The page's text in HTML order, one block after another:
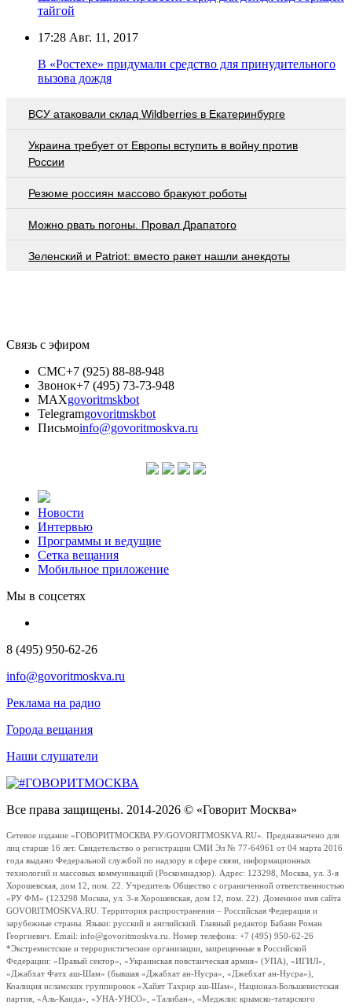
тайгой
17:28 Авг. 11, 2017
В «Ростехе» придумали средство для принудительного
вызова дождя
ВСУ атаковали склад Wildberries в Екатеринбурге
Украина требует от Европы вступить в войну против
России
Резюме россиян массово бракуют роботы
Можно рвать погоны. Провал Драпатого
Зеленский и Patriot: вместо ракет нашли анекдоты
Связь с эфиром
СМС+7 (925) 88-88-948
Звонок+7 (495) 73-73-948
MAXgovoritmskbot
Telegramgovoritmskbot
Письмоinfo@govoritmoskva.ru
Новости
Интервью
Программы и ведущие
Сетка вещания
Мобильное приложение
Мы в соцсетях
8 (495) 950-62-26
info@govoritmoskva.ru
Реклама на радио
Города вещания
Наши слушатели
Все права защищены. 2014-2026 © «Говорит Москва»
Сетевое издание «ГОВОРИТМОСКВА.РУ/GOVORITMOSKVA.RU». Предназначено для
лиц старше 16 лет. Свидетельство о регистрации СМИ Эл № 77-64961 от 04 марта 2016
года выдано Федеральной службой по надзору в сфере связи, информационных
технологий и массовых коммуникаций (Роскомнадзор). Адрес: 123298, Москва, ул. 3-я
Хорошевская, дом 12, пом. 22. Учредитель Общество с ограниченной ответственностью
«РУ ФМ» (123298 Москва, ул. 3-я Хорошевская, дом 12, пом. 22). Доменное имя сайта
GOVORITMOSKVA.RU. Территория распространения – Российская Федерация и
зарубежные страны. Языки: русский и английский. Главный редактор Бабаян Роман
Георгиевич. Email: info@govoritmoskva.ru. Номер телефона: +7 (495) 950-62-26
*Экстремистские и террористические организации, запрещенные в Российской
Федерации: «Правый сектор», «Украинская повстанческая армия» (УПА), «ИГИЛ»,
«Джабхат Фатх аш-Шам» (бывшая «Джабхат ан-Нусра», «Джебхат ан-Нусра»),
Коалиция исламских группировок «Хайят Тахрир аш-Шам», Национал-Большевистская
партия, «Аль-Каида», «УНА-УНСО», «Талибан», «Меджлис крымско-татарского